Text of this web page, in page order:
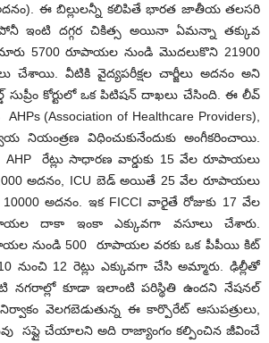
అదనం). ఈ బిల్లులన్నీ కలిపితే భారత జాతీయ తలసరి
ఇంటి దగ్గర చికిత్స అయినా ఏమన్నా తక్కువ
5700 రూపాయల నుండి మొదలుకొని 21900
చేశాయి. వీటికి వైద్యపరీక్షల చార్జీలు అదనం అని
కోర్టులో ఒక పిటిషన్ దాఖలు చేసింది. ఈ లీవ్
(Association of Healthcare Providers),
నియంత్రణ విధించుకునేందుకు అంగీకరించాయి.
రేట్లు సాధారణ వార్డుకు 15 వేల రూపాయలు
అదనం, ICU బెడ్ అయితే 25 వేల రూపాయలు
అదనం. ఇక FICCI వారైతే రోజుకు 17 వేల
దాకా ఇంకా ఎక్కువగా వసూలు చేశారు.
నుండి 500 రూపాయల వరకు ఒక పీపీయి కిట్
నుంచి 12 రెట్లు ఎక్కువగా చేసి అమ్మారు. ఢిల్లీతో
నగరాల్లో కూడా ఇలాంటి పరిస్థితి ఉందని నేషనల్
వెలగబెడుతున్న ఈ కార్పొరేట్ ఆసుపత్రులు,
సప్లై చేయాలని అది రాజ్యాంగం కల్పించిన జీవించే